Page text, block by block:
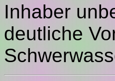
Inhaber
deutliche